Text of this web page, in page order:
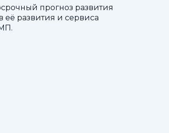
прогноз развития
развития и сервиса